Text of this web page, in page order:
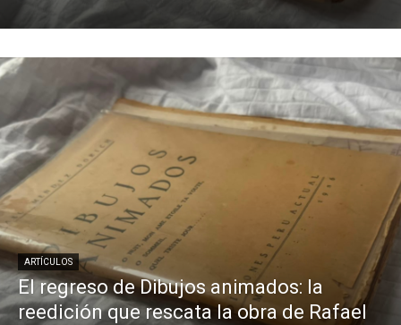
ARTÍCULOS
El regreso de Dibujos animados: la
reedición que rescata la obra de Rafael